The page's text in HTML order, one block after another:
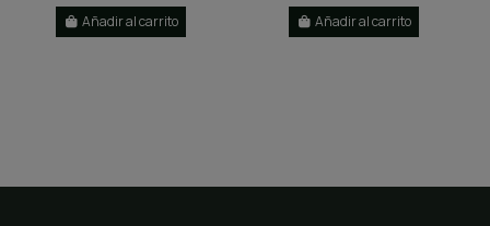
Añadir al carrito Añadir al carrito